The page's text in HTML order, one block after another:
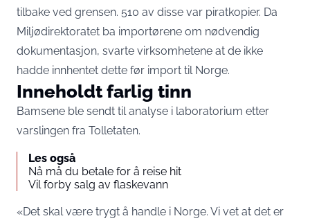
tilbake ved grensen. 510 av disse var piratkopier. Da
Miljødirektoratet ba importørene om nødvendig
dokumentasjon, svarte virksomhetene at de ikke
hadde innhentet dette før import til Norge.
Inneholdt farlig tinn
Bamsene ble sendt til analyse i laboratorium etter
varslingen fra Tolletaten.
Les også
Nå må du betale for å reise hit
Vil forby salg av flaskevann
«Det skal være trygt å handle i Norge. Vi vet at det er